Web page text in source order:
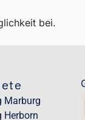
bei.
Marburg
Herborn